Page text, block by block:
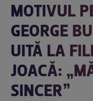
MOTIVUL
GEORGE
UITĂ LA
JOACĂ:
SINCER”